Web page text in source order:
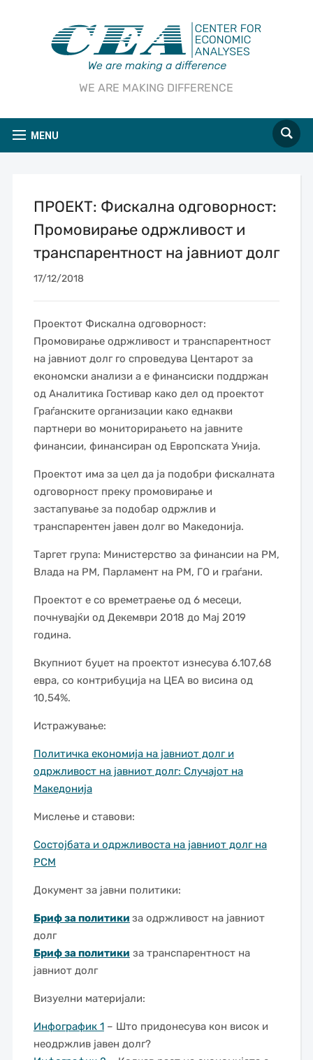
WE ARE MAKING DIFFERENCE
MENU
ПРОЕКТ: Фискална одговорност:
Промовирање одржливост и
транспарентност на јавниот долг
17/12/2018
Проектот Фискална одговорност:
Промовирање одржливост и транспарентност
на јавниот долг го спроведува Центарот за
економски анализи а е финансиски поддржан
од Аналитика Гостивар како дел од проектот
Граѓанските организации како еднакви
партнери во мониторирањето на јавните
финансии, финансиран од Европската Унија.
Проектот има за цел да ја подобри фискалната
одговорност преку промовирање и
застапување за подобар одржлив и
транспарентен јавен долг во Македонија.
Таргет група: Министерство за финансии на РМ,
Влада на РМ, Парламент на РМ, ГО и граѓани.
Проектот е со времетраење од 6 месеци,
почнувајќи од Декември 2018 до Мај 2019
година.
Вкупниот буџет на проектот изнесува 6.107,68
евра, со контрибуција на ЦЕА во висина од
10,54%.
Истражување:
Политичка економија на јавниот долг и
одржливост на јавниот долг: Случајот на
Македонија
Мислење и ставови:
Состојбата и одржливоста на јавниот долг на
РСМ
Документ за јавни политики:
Бриф за политики за одржливост на јавниот
долг
Бриф за политики за транспарентност на
јавниот долг
Визуелни материјали:
Инфографик 1– Што придонесува кон висок и
неодржлив јавен долг?